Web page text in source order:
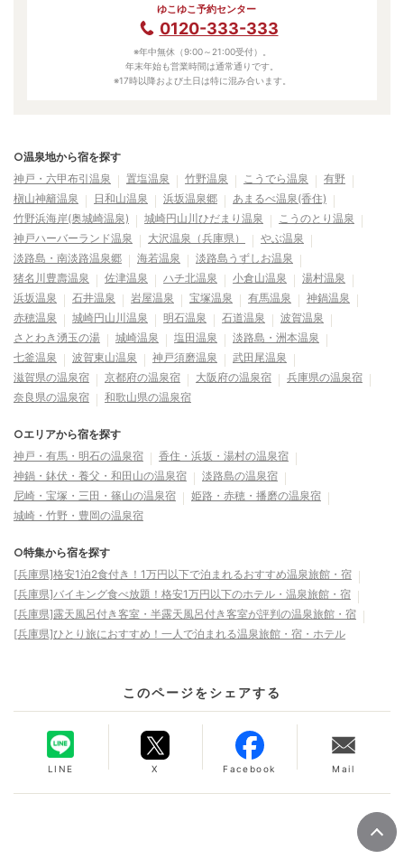
ゆこゆこ予約センター
0120-333-333
※年中無休（9:00～21:00受付）。
年末年始も営業時間は通常通りです。
※17時以降および土日は特に混み合います。
○温泉地から宿を探す
神戸・六甲布引温泉
置塩温泉 竹野温泉 こうでら温泉
有野
槇山神籬温泉
日和山温泉 浜坂温泉郷
あまるべ温泉(香住)
竹野浜海岸(奥城崎温泉)
城崎円山川ひだまり温泉
こうのとり温泉
神戸ハーバーランド温泉
大沢温泉（兵庫県）
やぶ温泉
淡路島・南淡路温泉郷
海若温泉
淡路島うずしお温泉
猪名川豊壽温泉
佐津温泉 ハチ北温泉 小倉山温泉
湯村温泉
浜坂温泉
石井温泉 岩屋温泉 宝塚温泉 有馬温泉
神鍋温泉
赤穂温泉
城崎円山川温泉 明石温泉 石道温泉
波賀温泉
さとわき湧玉の湯
城崎温泉 塩田温泉
淡路島・洲本温泉
七釜温泉
波賀東山温泉 神戸須磨温泉
武田尾温泉
滋賀県の温泉宿
京都府の温泉宿 大阪府の温泉宿
兵庫県の温泉宿
奈良県の温泉宿
和歌山県の温泉宿
○エリアから宿を探す
神戸・有馬・明石の温泉宿
香住・浜坂・湯村の温泉宿
神鍋・鉢伏・養父・和田山の温泉宿
淡路島の温泉宿
尼崎・宝塚・三田・篠山の温泉宿
姫路・赤穂・播磨の温泉宿
城崎・竹野・豊岡の温泉宿
○特集から宿を探す
[兵庫県]格安1泊2食付き！1万円以下で泊まれるおすすめ温泉旅館・宿
[兵庫県]バイキング食べ放題！格安1万円以下のホテル・温泉旅館・宿
[兵庫県]露天風呂付き客室・半露天風呂付き客室が評判の温泉旅館・宿
[兵庫県]ひとり旅におすすめ！一人で泊まれる温泉旅館・宿・ホテル
このページをシェアする
LINE X Facebook Mail